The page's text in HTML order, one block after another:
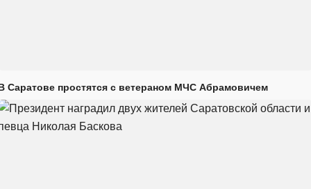
Саратове простятся с ветераном МЧС Абрамовичем